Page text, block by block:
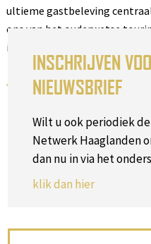
ultieme gastbeleving
ons van het ouderwetse
is het resultaat van het
Terug naar het overzicht
INSCHRIJVEN
NIEUWSBRIEF
Wilt u ook periodiek
Netwerk Haaglanden
dan nu in via het
klik dan hier